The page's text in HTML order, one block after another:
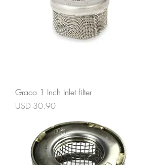
Graco 1 Inch Inlet filter
Precio
USD 30.90